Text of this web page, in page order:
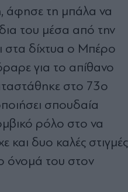
άφησε τη μπάλα να
του μέσα από την
στα δίχτυα ο Μπέρο
για το απίθανο
στο 73ο
σπουδαία
ρόλο στο να
και δυο καλές στιγμές
όνομά του στον